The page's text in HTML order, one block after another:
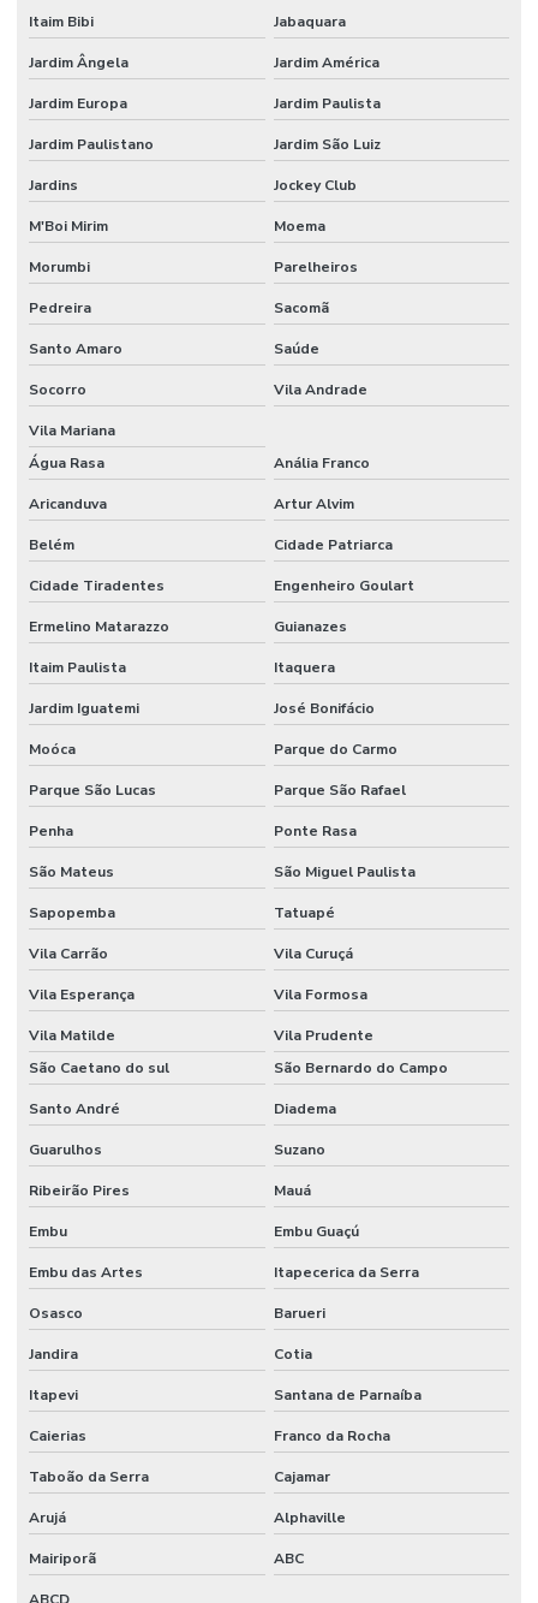
Empresa de consultoria tecnico de segurança do trabalho
Empresa de engenharia de segurança do trabalho
Empresa de higiene ocupacional
Empresa pgr
Empresa de segurança do trabalho
Empresa de tecnico de segurança do trabalho
Empresa terceirizada de bombeiro civil
Empresas de bombeiro civil
Empresas de consultoria em segurança do trabalho sp
Engenharia de segurança do trabalho consultoria
Fiscalização de paradas de manutenção
Formação em coaching de segurança do trabalho
Formação executiva em SST
Gestão em saúde e segurança ocupacional
Gestão de segurança do trabalho
Higiene ocupacional e medicina do trabalho
Higiene ocupacional no ambiente de trabalho
Laudo pgr
LC-Learning Treinamentos
Licença para meio ambiente industrial
Nebosh igc
Pcmso preço
Pcmso segurança do trabalho
Perfil profissiográfico previdenciário ppp
Pericia ambiental trabalhista
Pericia engenharia
Perícia médica trabalhista
Planejamento e implantação do pcmso
Ppra empresa prestadora de serviços
Ppra nr 9
Itaim Bibi Jabaquara
Jardim Ângela Jardim América
Jardim Europa Jardim Paulista
Jardim Paulistano Jardim São Luiz
Jardins Jockey Club
M'Boi Mirim Moema
Morumbi Parelheiros
Pedreira Sacomã
Santo Amaro Saúde
Socorro Vila Andrade
Vila Mariana
Água Rasa
Anália Franco
Aricanduva Artur Alvim
Belém Cidade Patriarca
Cidade Tiradentes Engenheiro Goulart
Ermelino Matarazzo Guianazes
Itaim Paulista Itaquera
Jardim Iguatemi José Bonifácio
Moóca Parque do Carmo
Parque São Lucas Parque São Rafael
Penha Ponte Rasa
São Mateus São Miguel Paulista
Sapopemba Tatuapé
Vila Carrão Vila Curuçá
Vila Esperança Vila Formosa
Vila Matilde
Vila Prudente
São Caetano do sul
São Bernardo do Campo
Santo André Diadema
Guarulhos Suzano
Ribeirão Pires Mauá
Embu Embu Guaçú
Embu das Artes Itapecerica da Serra
Osasco Barueri
Jandira Cotia
Itapevi Santana de Parnaíba
Caierias Franco da Rocha
Taboão da Serra Cajamar
Arujá Alphaville
Mairiporã ABC
ABCD